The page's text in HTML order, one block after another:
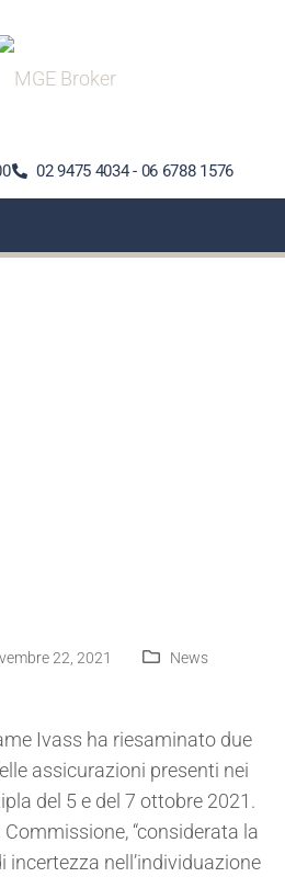
02 9475 4034 - 06 6788 1576
22, 2021
News
Ivass ha riesaminato due
assicurazioni presenti nei
del 5 e del 7 ottobre 2021.
Commissione, “considerata la
incertezza nell’individuazione